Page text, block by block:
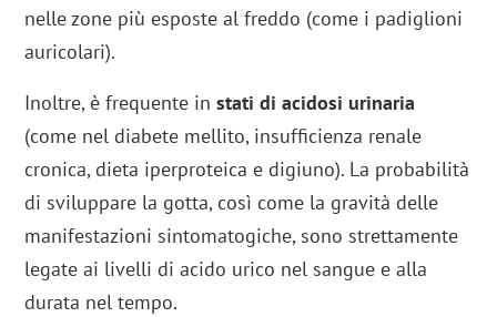
nelle zone più esposte al freddo (come i padiglioni
auricolari).
Inoltre, è frequente instati di acidosi urinaria
(come nel diabete mellito, insufficienza renale
cronica, dieta iperproteica e digiuno). La probabilità
di sviluppare la gotta, così come la gravità delle
manifestazioni sintomatogiche, sono strettamente
legate ai livelli di acido urico nel sangue e alla
durata nel tempo.